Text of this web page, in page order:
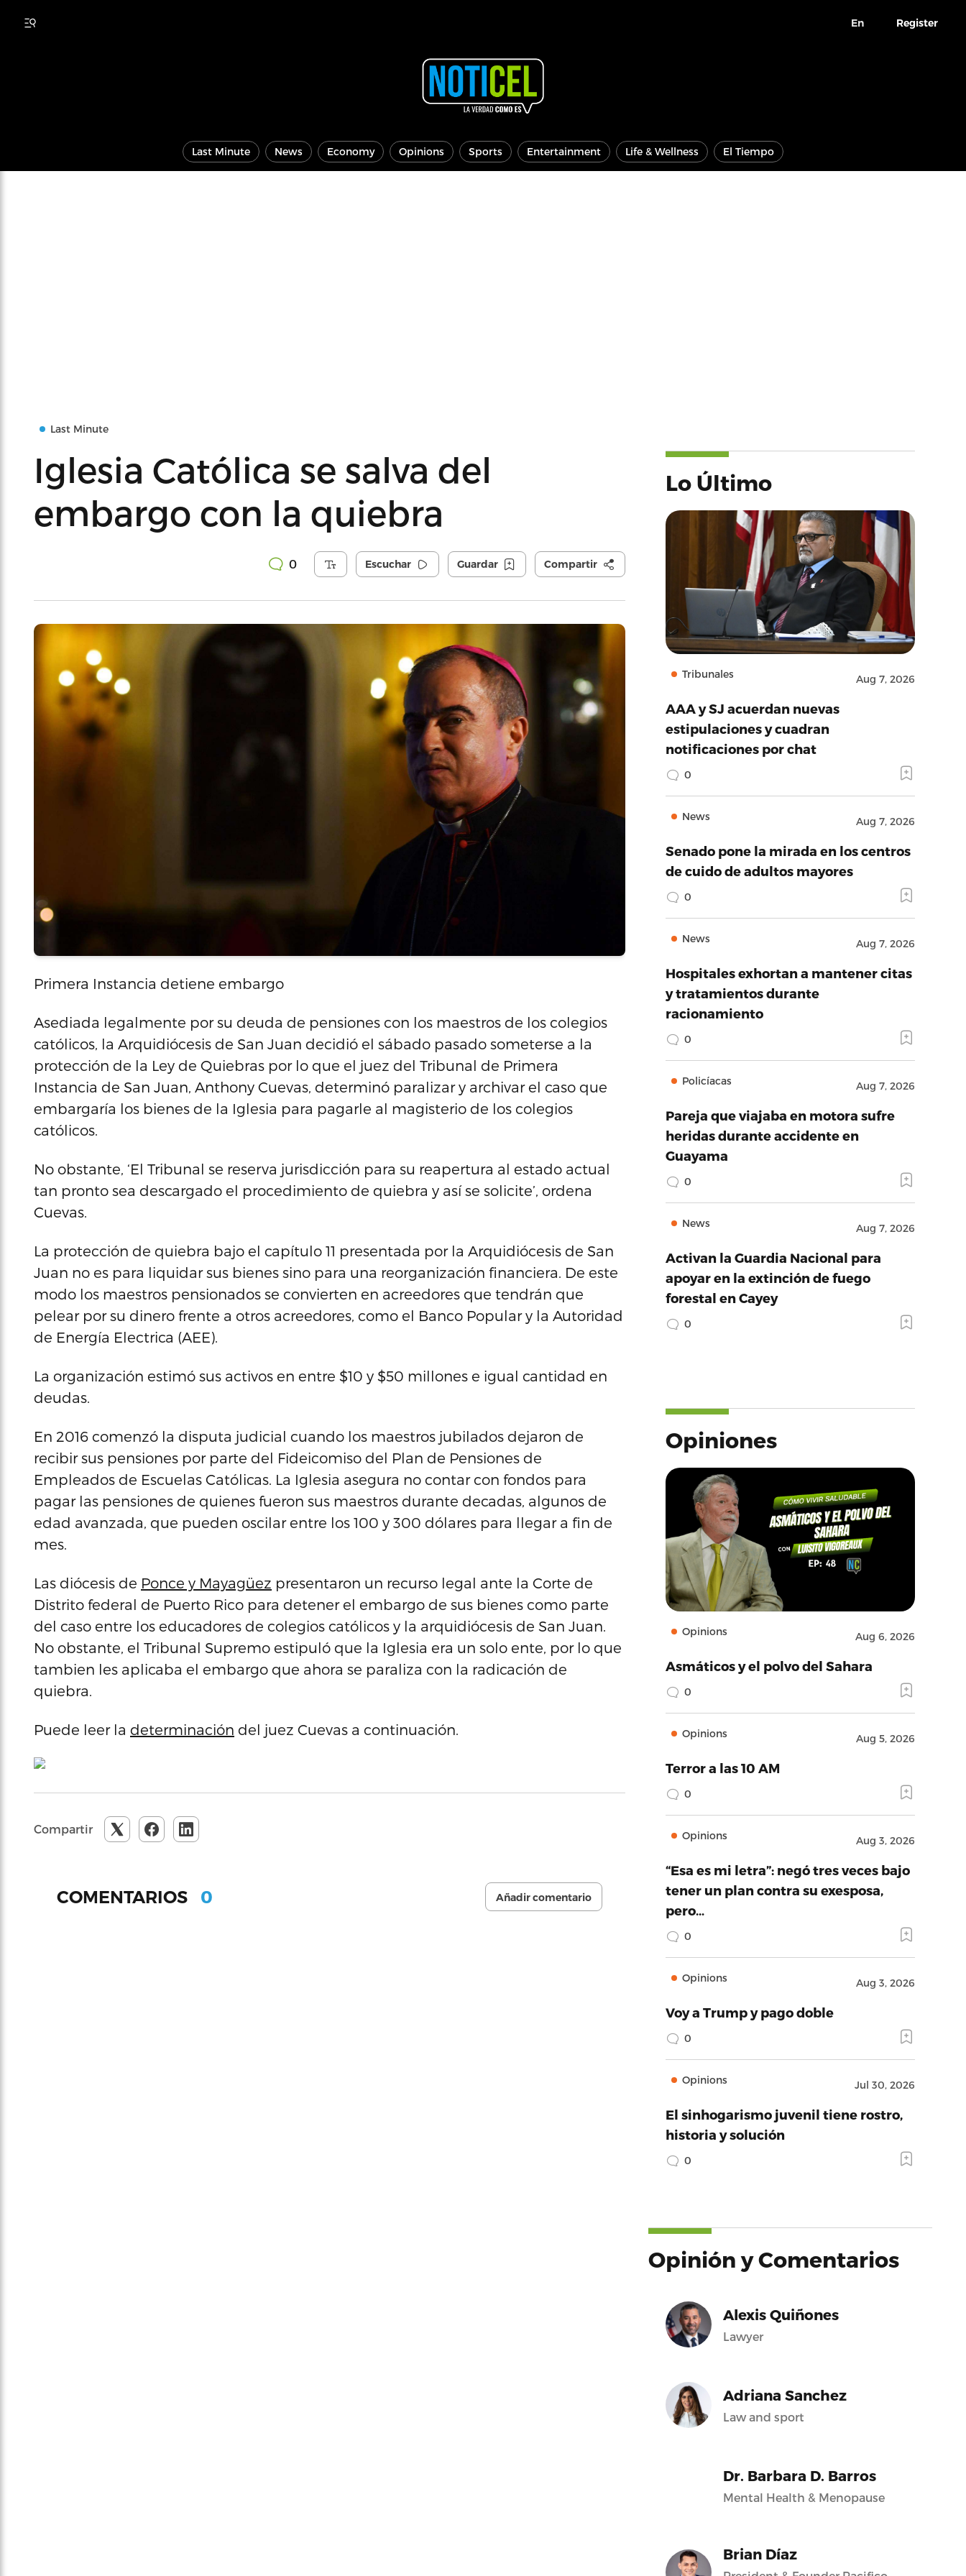
En Register
Last Minute News Economy Opinions Sports Entertainment Life & Wellness El Tiempo
Last Minute
Iglesia Católica se salva del
embargo con la quiebra
0 Escuchar Guardar Compartir
Primera Instancia detiene embargo
Asediada legalmente por su deuda de pensiones con los maestros de los colegios
católicos, la Arquidiócesis de San Juan decidió el sábado pasado someterse a la
protección de la Ley de Quiebras por lo que el juez del Tribunal de Primera
Instancia de San Juan, Anthony Cuevas, determinó paralizar y archivar el caso que
embargaría los bienes de la Iglesia para pagarle al magisterio de los colegios
católicos.
No obstante, ‘El Tribunal se reserva jurisdicción para su reapertura al estado actual
tan pronto sea descargado el procedimiento de quiebra y así se solicite’, ordena
Cuevas.
La protección de quiebra bajo el capítulo 11 presentada por la Arquidiócesis de San
Juan no es para liquidar sus bienes sino para una reorganización financiera. De este
modo los maestros pensionados se convierten en acreedores que tendrán que
pelear por su dinero frente a otros acreedores, como el Banco Popular y la Autoridad
de Energía Electrica (AEE).
La organización estimó sus activos en entre $10 y $50 millones e igual cantidad en
deudas.
En 2016 comenzó la disputa judicial cuando los maestros jubilados dejaron de
recibir sus pensiones por parte del Fideicomiso del Plan de Pensiones de
Empleados de Escuelas Católicas. La Iglesia asegura no contar con fondos para
pagar las pensiones de quienes fueron sus maestros durante decadas, algunos de
edad avanzada, que pueden oscilar entre los 100 y 300 dólares para llegar a fin de
mes.
Las diócesis de Ponce y Mayagüez presentaron un recurso legal ante la Corte de
Distrito federal de Puerto Rico para detener el embargo de sus bienes como parte
del caso entre los educadores de colegios católicos y la arquidiócesis de San Juan.
No obstante, el Tribunal Supremo estipuló que la Iglesia era un solo ente, por lo que
tambien les aplicaba el embargo que ahora se paraliza con la radicación de
quiebra.
Puede leer la determinación del juez Cuevas a continuación.
Compartir
COMENTARIOS 0 Añadir comentario
Lo Último
Tribunales Aug 7, 2026
AAA y SJ acuerdan nuevas
estipulaciones y cuadran
notificaciones por chat
0
News Aug 7, 2026
Senado pone la mirada en los centros
de cuido de adultos mayores
0
News Aug 7, 2026
Hospitales exhortan a mantener citas
y tratamientos durante
racionamiento
0
Policíacas Aug 7, 2026
Pareja que viajaba en motora sufre
heridas durante accidente en
Guayama
0
News Aug 7, 2026
Activan la Guardia Nacional para
apoyar en la extinción de fuego
forestal en Cayey
0
Opiniones
Opinions Aug 6, 2026
Asmáticos y el polvo del Sahara
0
Opinions Aug 5, 2026
Terror a las 10 AM
0
Opinions Aug 3, 2026
“Esa es mi letra”: negó tres veces bajo
tener un plan contra su exesposa,
pero…
0
Opinions Aug 3, 2026
Voy a Trump y pago doble
0
Opinions Jul 30, 2026
El sinhogarismo juvenil tiene rostro,
historia y solución
0
Opinión y Comentarios
Alexis Quiñones
Lawyer
Adriana Sanchez
Law and sport
Dr. Barbara D. Barros
Mental Health & Menopause
Brian Díaz